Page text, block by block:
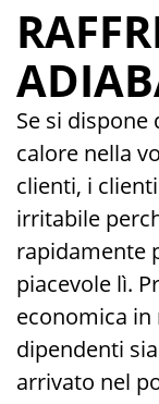
Se si
calore nella
clienti, i
irritabile
rapidamente
piacevole lì.
economica
dipendenti
arrivato nel